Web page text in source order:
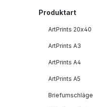
Produktart
ArtPrints 20x40
ArtPrints A3
ArtPrints A4
ArtPrints A5
Briefumschläge